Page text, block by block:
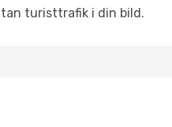
turisttrafik i din bild.